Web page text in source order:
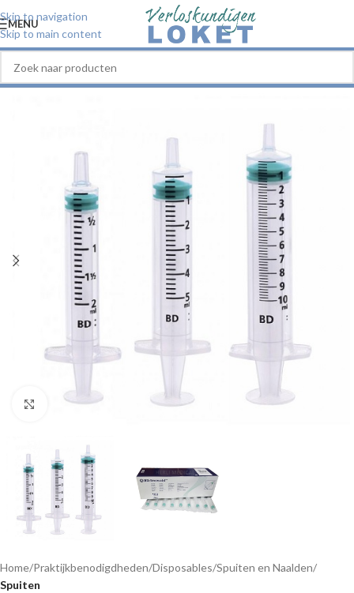
Skip to navigation
Skip to main content
MENU
Klik om te vergroten
Home Praktijkbenodigdheden Disposables Spuiten en Naalden
Spuiten